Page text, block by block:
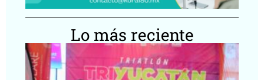
Lo más reciente